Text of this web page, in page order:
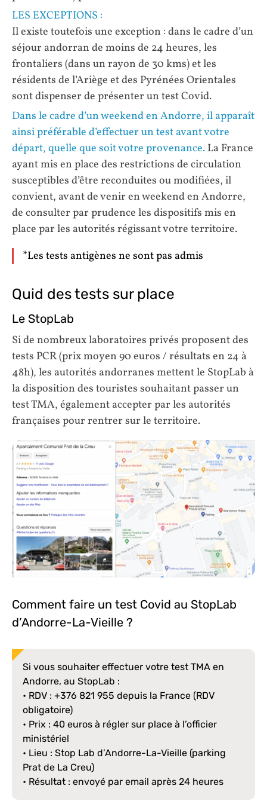
LES EXCEPTIONS :
Il existe toutefois une exception : dans le cadre d’un
séjour andorran de moins de 24 heures, les
frontaliers (dans un rayon de 30 kms) et les
résidents de l’Ariège et des Pyrénées Orientales
sont dispenser de présenter un test Covid.
Dans le cadre d’un weekend en Andorre, il apparaît
ainsi préférable d’effectuer un test avant votre
départ, quelle que soit votre provenance. La France
ayant mis en place des restrictions de circulation
susceptibles d’être reconduites ou modifiées, il
convient, avant de venir en weekend en Andorre,
de consulter par prudence les dispositifs mis en
place par les autorités régissant votre territoire.
*Les tests antigènes ne sont pas admis
Quid des tests sur place
Le StopLab
Si de nombreux laboratoires privés proposent des
tests PCR (prix moyen 90 euros / résultats en 24 à
48h), les autorités andorranes mettent le StopLab à
la disposition des touristes souhaitant passer un
test TMA, également accepter par les autorités
françaises pour rentrer sur le territoire.
Comment faire un test Covid au StopLab
d’Andorre-La-Vieille ?
Si vous souhaiter effectuer votre test TMA en
Andorre, au StopLab :
• RDV : +376 821 955 depuis la France (RDV
obligatoire)
• Prix : 40 euros à régler sur place à l’officier
ministériel
• Lieu : Stop Lab d’Andorre-La-Vieille (parking
Prat de La Creu)
• Résultat : envoyé par email après 24 heures